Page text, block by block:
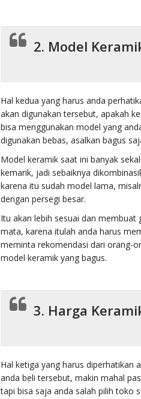
2. Model
Hal kedua yang harus anda
akan digunakan tersebut, apakah
bisa menggunakan model yang
digunakan bebas, asalkan bagus
Model keramik saat ini banyak
kemarik, jadi sebaiknya
karena itu sudah model lama,
dengan persegi besar.
Itu akan lebih sesuai dan membuat
mata, karena itulah anda harus
meminta rekomendasi dari orang-
model keramik yang bagus.
3. Harga
Hal ketiga yang harus diperhatikan
anda beli tersebut, makin mahal
tapi bisa saja anda salah pilih toko